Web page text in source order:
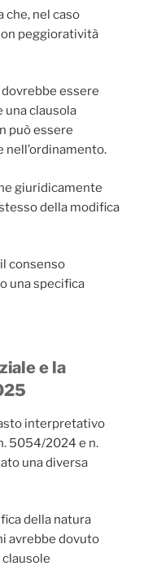
che, nel caso
peggioratività
essere
una clausola
può essere
giuridicamente
della modifica
consenso
una specifica
e la
interpretativo
5054/2024 e n.
una diversa
della natura
avrebbe dovuto